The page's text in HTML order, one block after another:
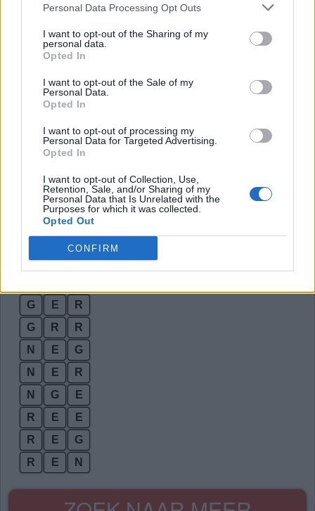
Personal Data Processing Opt Outs
I want to opt-out of the Sharing of my
personal data.
Opted In
I want to opt-out of the Sale of my
Personal Data.
Opted In
I want to opt-out of processing my
Personal Data for Targeted Advertising.
Opted In
I want to opt-out of Collection, Use,
Retention, Sale, and/or Sharing of my
Personal Data that Is Unrelated with the
Purposes for which it was collected.
Opted Out
CONFIRM
E G
E
E G
N
E N
E
E
E
G
E
R
N
G
R
N
E
R
R
G
E
E
G
E
R
G
R
R
N
E
G
N
E
R
N
G
E
R
E
E
R
E
G
R
E N